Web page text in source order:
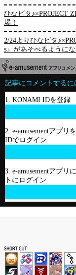
ひなビタ♪×PROJECT
場！
2/24よりひなビタ
s』があそべるようにな
記事にコメントするに
1. KONAMI IDを登録
2. e-amusementアプ
IDでログイン
3. e-amusementアプリ
トにログイン